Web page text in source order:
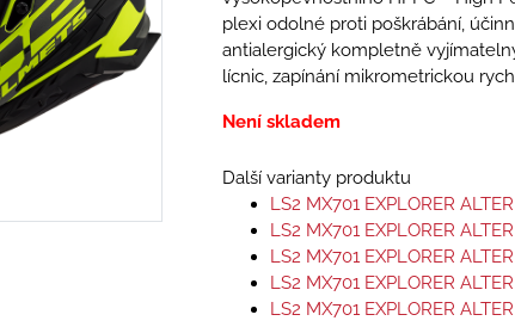
plexi odolné proti poškrábání,
antialergický kompletně
lícnic, zapínání mikrometrickou
Není skladem
Další varianty produktu
LS2 MX701 EXPLORER
LS2 MX701 EXPLORER
LS2 MX701 EXPLORER
LS2 MX701 EXPLORER
LS2 MX701 EXPLORER